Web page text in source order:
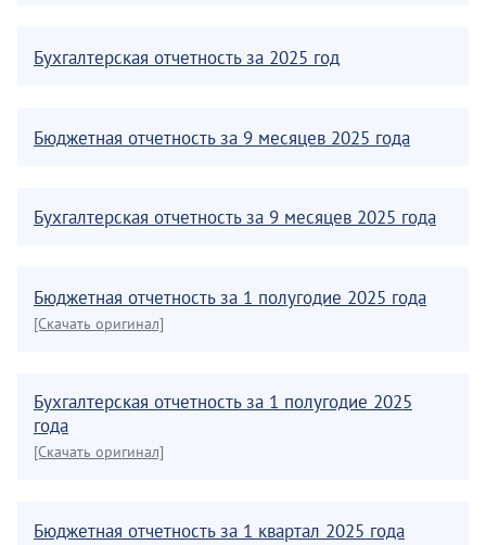
Бухгалтерская отчетность за 2025 год
Бюджетная отчетность за 9 месяцев 2025 года
Бухгалтерская отчетность за 9 месяцев 2025 года
Бюджетная отчетность за 1 полугодие 2025 года
[Скачать оригинал]
Бухгалтерская отчетность за 1 полугодие 2025
года
[Скачать оригинал]
Бюджетная отчетность за 1 квартал 2025 года